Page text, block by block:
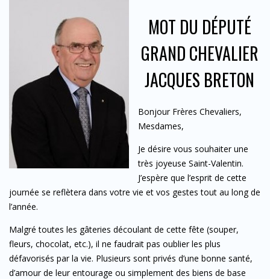
MOT DU DÉPUTÉ
GRAND CHEVALIER
JACQUES BRETON
Bonjour Frères Chevaliers,
Mesdames,
Je désire vous souhaiter une
très joyeuse Saint-Valentin.
J’espère que l’esprit de cette
journée se reflètera dans votre vie et vos gestes tout au long de
l’année.
Malgré toutes les gâteries découlant de cette fête (souper,
fleurs, chocolat, etc.), il ne faudrait pas oublier les plus
défavorisés par la vie. Plusieurs sont privés d’une bonne santé,
d’amour de leur entourage ou simplement des biens de base